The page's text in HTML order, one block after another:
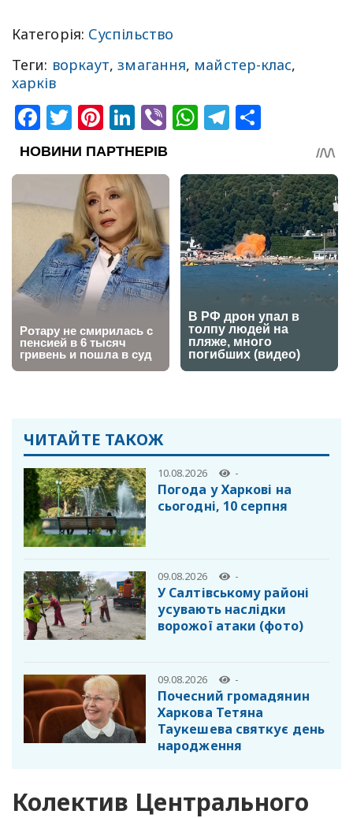
Категорія: Суспільство
Теги: воркаут,змагання, майстер-клас,
харків
Facebook
Twitter
Pinterest
LinkedIn
ViberWhatsApp
Telegram
ЧИТАЙТЕ ТАКОЖ
10.08.2026 -
Погода у Харкові на
сьогодні, 10 серпня
09.08.2026 -
У Салтівському районі
усувають наслідки
ворожої атаки (фото)
09.08.2026 -
Почесний громадянин
Харкова Тетяна
Таукешева святкує день
народження
Колектив Центрального